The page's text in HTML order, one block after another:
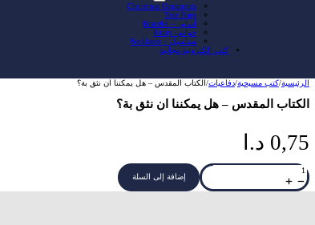
Christmas Ornaments
Tote Bags
أساور – Bracelet
خواتم- Rings
سناسيل – Necklaces
كتب الكترونية مجانية
الرئيسية/كتب مسيحية/دفاعيات/الكتاب المقدس – هل يمكننا ان نثق بة؟
الكتاب المقدس – هل يمكننا ان نثق بة؟
0,75 د.ا
كمية
الكتاب
المقدس
-
إضافة إلى السلة